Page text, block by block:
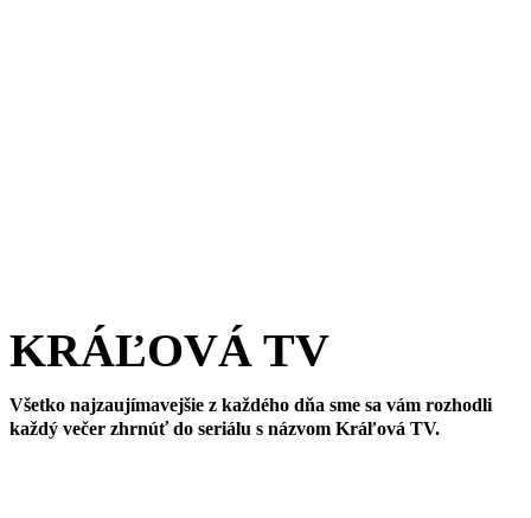
KRÁĽOVÁ TV
Všetko najzaujímavejšie z každého dňa sme sa vám rozhodli
každý večer zhrnúť do seriálu s názvom Kráľová TV.